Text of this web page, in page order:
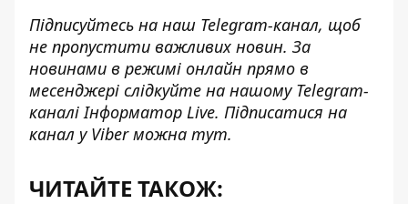
Підписуйтесь на наш Telegram-канал, щоб
не пропустити важливих новин. За
новинами в режимі онлайн прямо в
месенджері слідкуйте на нашому Telegram-
каналіІнформатор Live. Підписатися на
канал у Viber можна тут.
ЧИТАЙТЕ ТАКОЖ: